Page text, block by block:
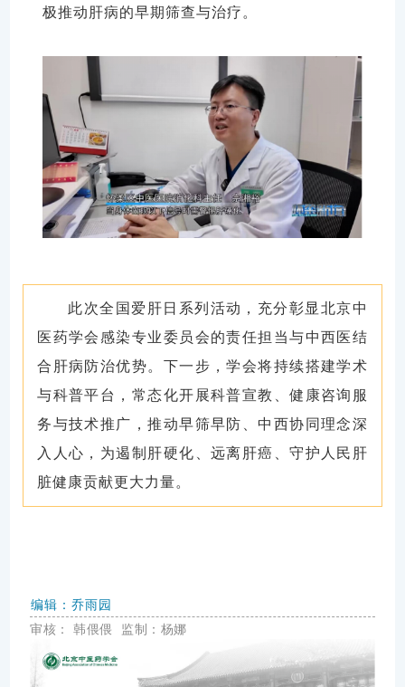
极推动肝病的早期筛查与治疗。
此次全国爱肝日系列活动，充分彰显北京中
医药学会感染专业委员会的责任担当与中西医结
合肝病防治优势。下一步，学会将持续搭建学术
与科普平台，常态化开展科普宣教、健康咨询服
务与技术推广，推动早筛早防、中西协同理念深
入人心，为遏制肝硬化、远离肝癌、守护人民肝
脏健康贡献更大力量。
编辑：乔雨园
审核：韩偎偎 监制：杨娜